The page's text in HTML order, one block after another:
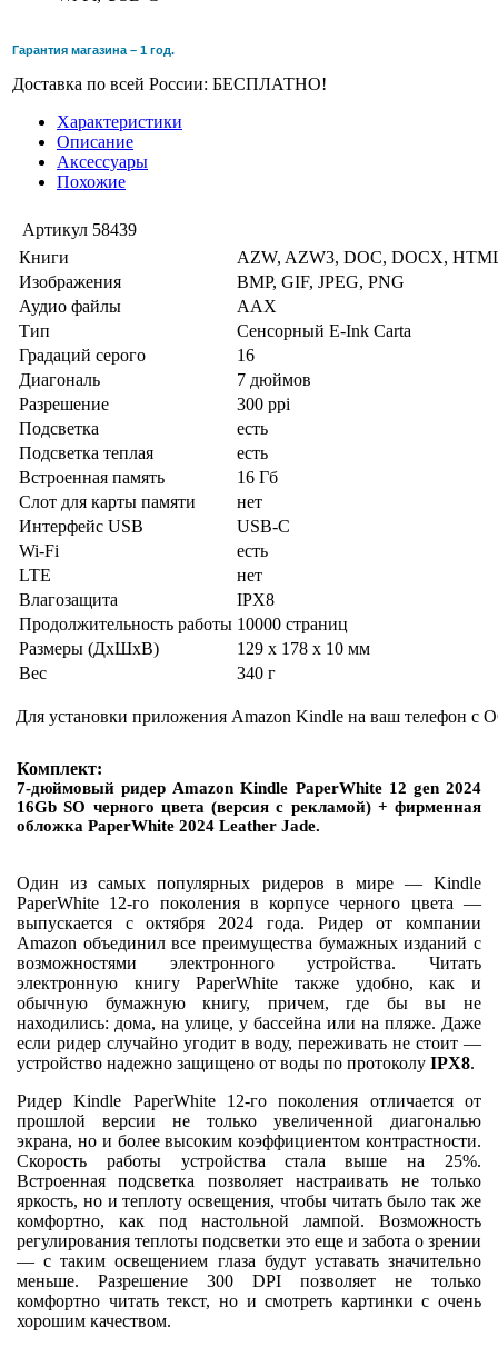
Гарантия магазина – 1 год.
Доставка по всей России: БЕСПЛАТНО!
Характеристики
Описание
Аксессуары
Похожие
Артикул 58439
Книги
AZW, AZW3, DOC, DOCX,
Изображения
BMP, GIF, JPEG, PNG
Аудио файлы
AAX
Тип
Сенсорный E-Ink Carta
Градаций серого
16
Диагональ
7 дюймов
Разрешение
300 ppi
Подсветка
есть
Подсветка теплая
есть
Встроенная память
16 Гб
Слот для карты памяти
нет
Интерфейс USB
USB-C
Wi-Fi
есть
LTE
нет
Влагозащита
IPX8
Продолжительность работы 10000 страниц
Размеры (ДхШхВ)
129 x 178 x 10 мм
Вес
340 г
Для установки приложения Amazon Kindle на ваш телефон с
Комплект:
7-дюймовый ридер Amazon Kindle PaperWhite 12 gen 2024
16Gb SO черного цвета (версия с рекламой) + фирменная
обложка PaperWhite 2024 Leather Jade.
Один из самых популярных ридеров в мире — Kindle
PaperWhite 12-го поколения в корпусе черного цвета —
выпускается с октября 2024 года. Ридер от компании
Amazon объединил все преимущества бумажных изданий с
возможностями электронного устройства. Читать
электронную книгу PaperWhite также удобно, как и
обычную бумажную книгу, причем, где бы вы не
находились: дома, на улице, у бассейна или на пляже. Даже
если ридер случайно угодит в воду, переживать не стоит —
устройство надежно защищено от воды по протоколу IPХ8.
Ридер Kindle PaperWhite 12-го поколения отличается от
прошлой версии не только увеличенной диагональю
экрана, но и более высоким коэффициентом контрастности.
Скорость работы устройства стала выше на 25%.
Встроенная подсветка позволяет настраивать не только
яркость, но и теплоту освещения, чтобы читать было так же
комфортно, как под настольной лампой. Возможность
регулирования теплоты подсветки это еще и забота о зрении
— с таким освещением глаза будут уставать значительно
меньше. Разрешение 300 DPI позволяет не только
комфортно читать текст, но и смотреть картинки с очень
хорошим качеством.